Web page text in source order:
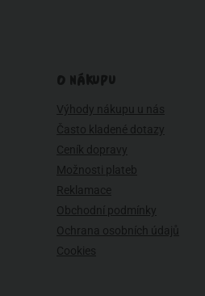
O NÁKUPU
Výhody nákupu u nás
Často kladené dotazy
Ceník dopravy
Možnosti plateb
Reklamace
Obchodní podmínky
Ochrana osobních údajů
Cookies